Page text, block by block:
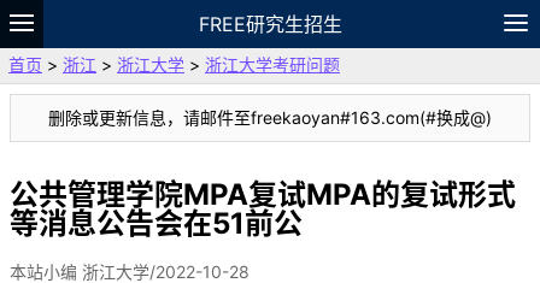
FREE研究生招生
题库
故事 专题 APP 笔记
VIP
资料
首页 > 浙江 > 浙江大学 > 浙江大学考研问题
删除或更新信息，请邮件至freekaoyan#163.com(#换成@)
公共管理学院MPA复试MPA的复试形式
等消息公告会在51前公
本站小编 浙江大学/2022-10-28